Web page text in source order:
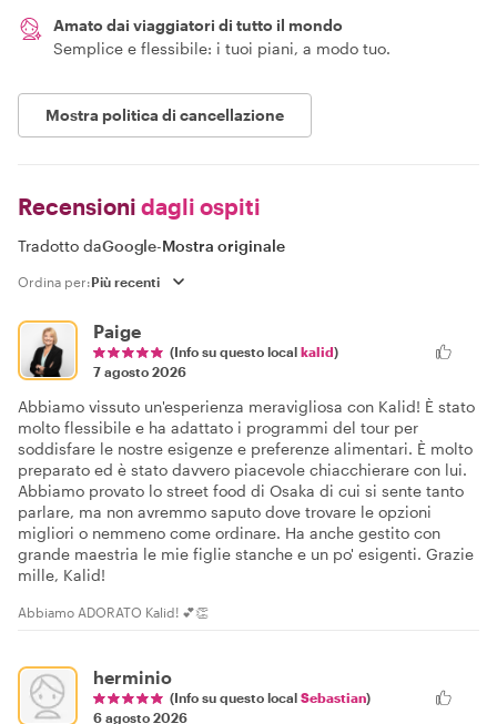
Amato dai viaggiatori di tutto il mondo
Semplice e flessibile: i tuoi piani, a modo tuo.
Mostra politica di cancellazione
Recensioni dagli ospiti
Tradotto daGoogle-Mostra originale
Ordina per:
Paige
(Info su questo local kalid)
7 agosto 2026
Abbiamo vissuto un'esperienza meravigliosa con Kalid! È stato
molto flessibile e ha adattato i programmi del tour per
soddisfare le nostre esigenze e preferenze alimentari. È molto
preparato ed è stato davvero piacevole chiacchierare con lui.
Abbiamo provato lo street food di Osaka di cui si sente tanto
parlare, ma non avremmo saputo dove trovare le opzioni
migliori o nemmeno come ordinare. Ha anche gestito con
grande maestria le mie figlie stanche e un po' esigenti. Grazie
mille, Kalid!
Abbiamo ADORATO Kalid! 💕👏
herminio
(Info su questo local Sebastian)
6 agosto 2026